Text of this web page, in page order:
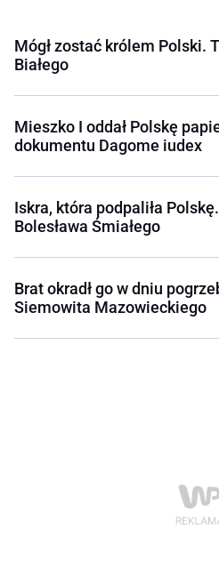
Mógł zostać królem Polski.
Białego
Mieszko I oddał Polskę
dokumentu Dagome iudex
Iskra, która podpaliła
Bolesława Śmiałego
Brat okradł go w dniu
Siemowita Mazowieckiego